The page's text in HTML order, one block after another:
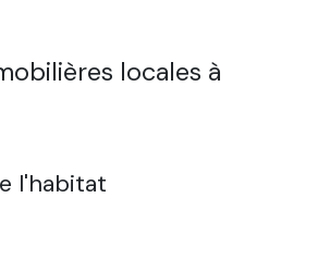
locales à
l'habitat